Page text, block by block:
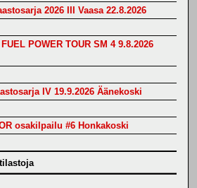
2026 III Vaasa 22.8.2026
POWER TOUR SM 4 9.8.2026
IV 19.9.2026 Äänekoski
osakilpailu #6 Honkakoski